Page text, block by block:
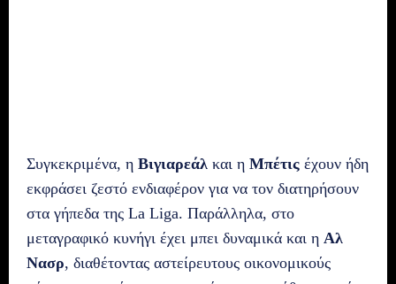
Συγκεκριμένα, η Βιγιαρεάλ και η Μπέτις έχουν ήδη
εκφράσει ζεστό ενδιαφέρον για να τον διατηρήσουν
στα γήπεδα της La Liga. Παράλληλα, στο
μεταγραφικό κυνήγι έχει μπει δυναμικά και η Αλ
Νασρ, διαθέτοντας αστείρευτους οικονομικούς